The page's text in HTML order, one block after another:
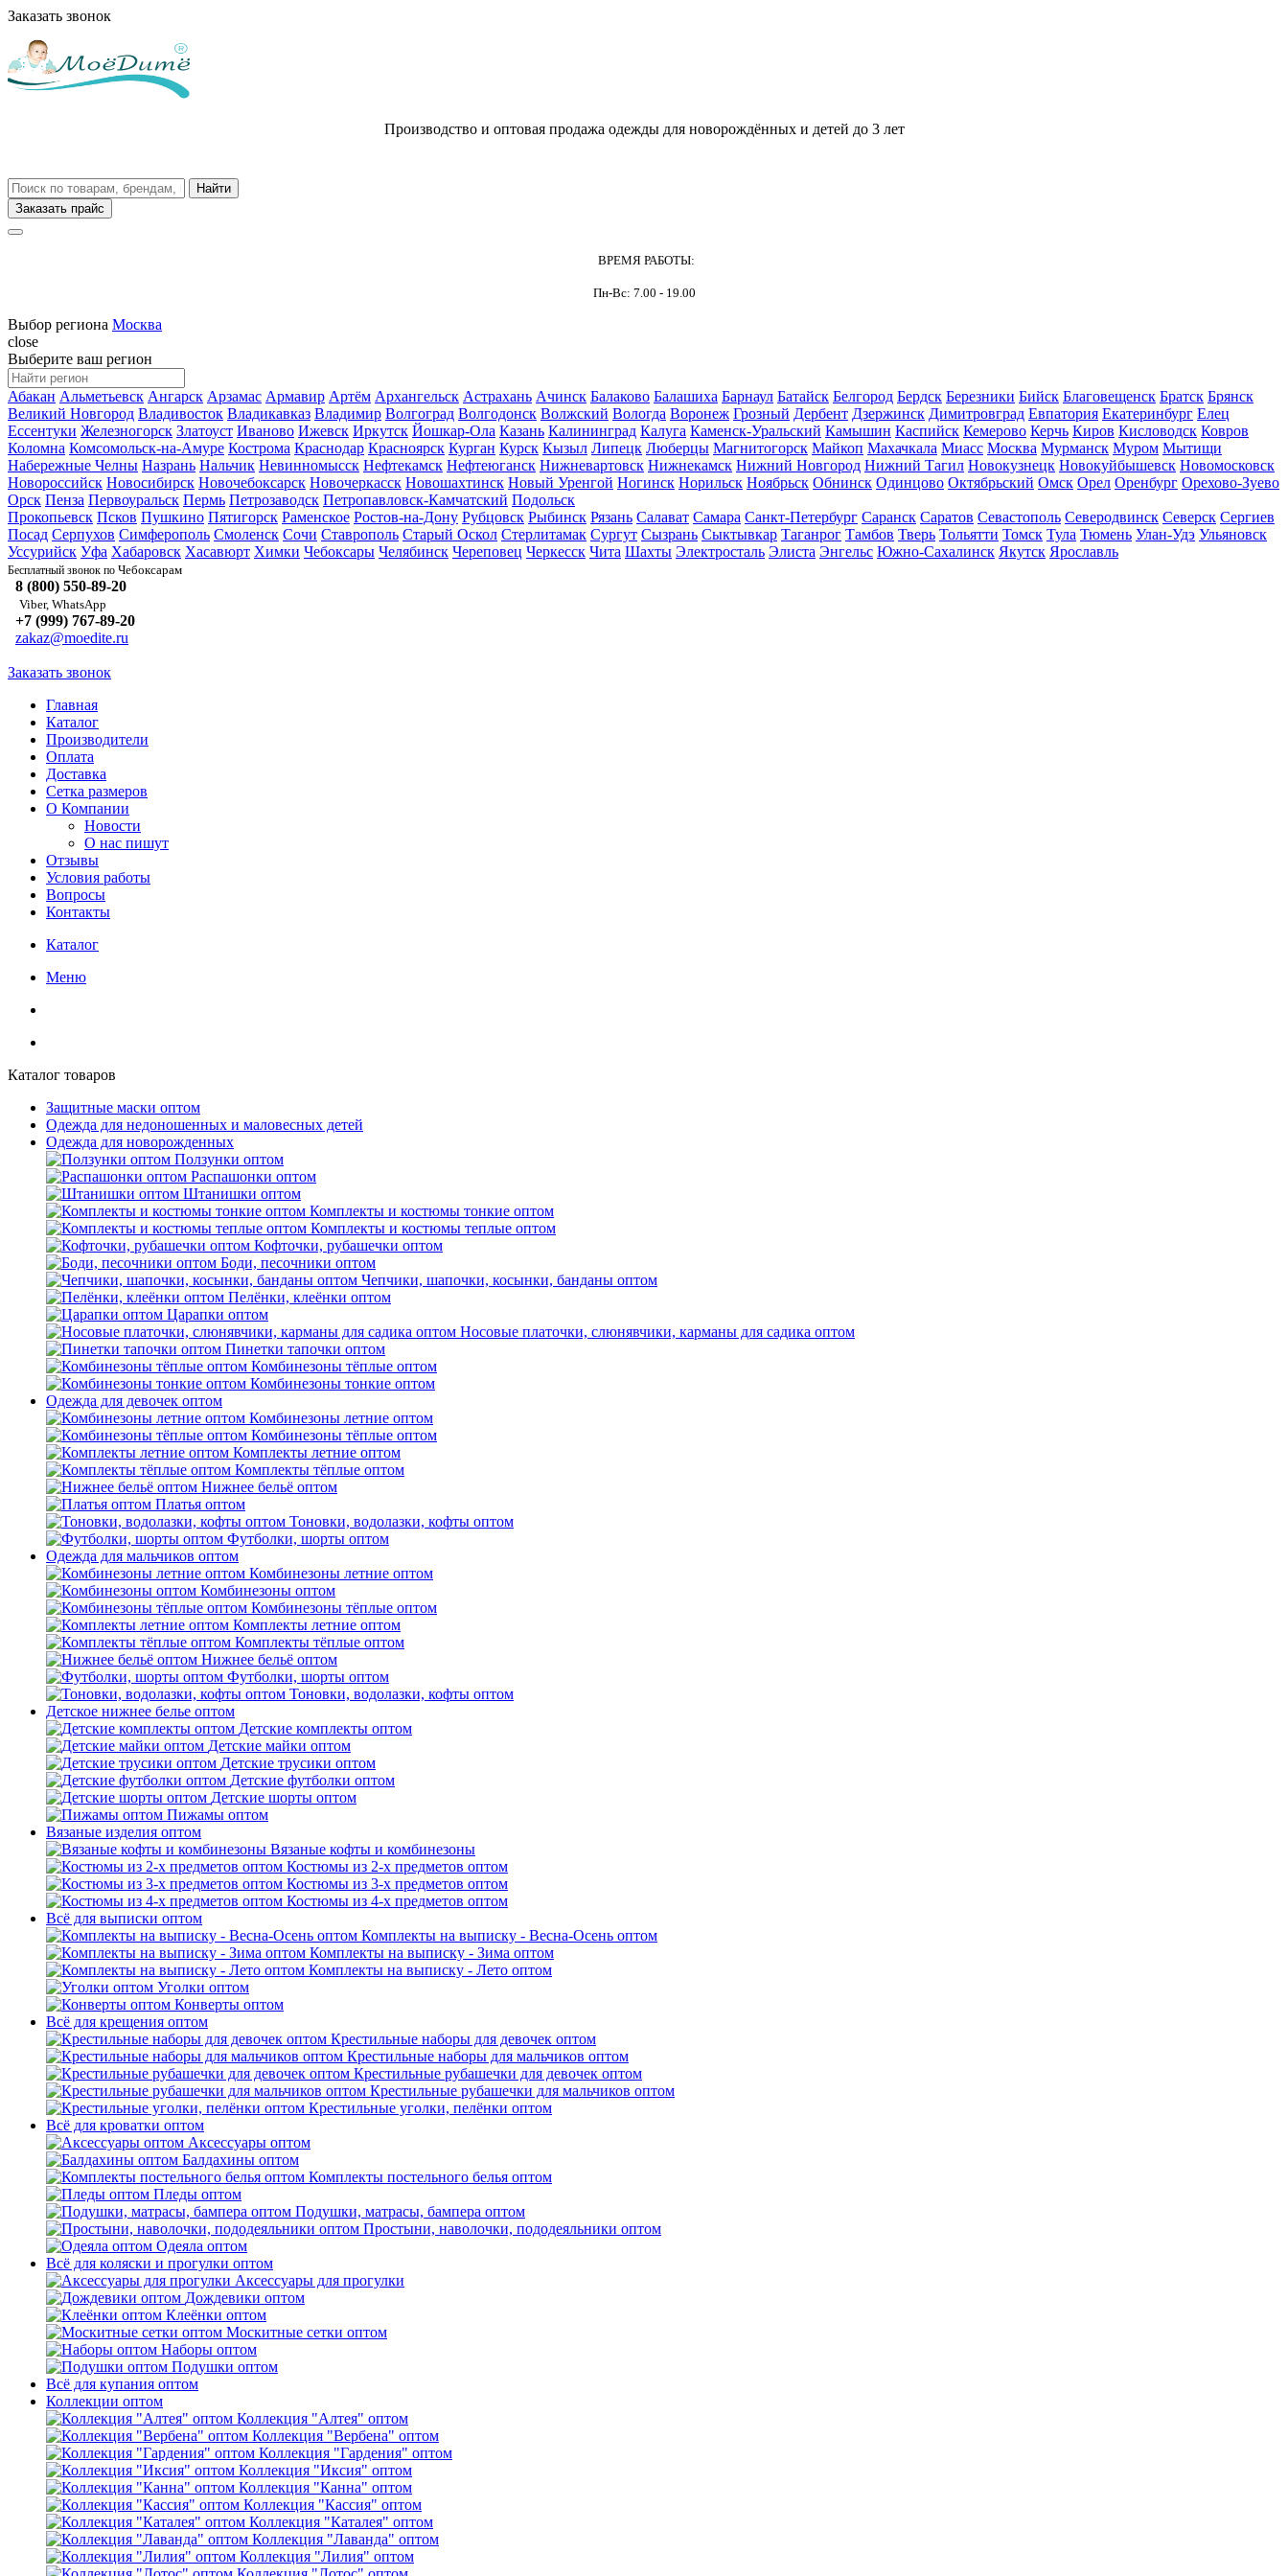
Заказать звонок
Производство и оптовая продажа одежды для новорождённых и детей до 3 лет
Заказать прайс
ВРЕМЯ РАБОТЫ:
Пн-Вс: 7.00 - 19.00
Выбор региона Москва
close
Выберите ваш регион
Абакан Альметьевск Ангарск Арзамас Армавир Артём Архангельск Астрахань Ачинск Балаково Балашиха Барнаул Батайск Белгород Бердск Березники Бийск Благовещенск Братск Брянск
Великий Новгород Владивосток Владикавказ Владимир Волгоград Волгодонск Волжский Вологда Воронеж Грозный Дербент Дзержинск Димитровград Евпатория Екатеринбург Елец
Ессентуки Железногорск Златоуст Иваново Ижевск Иркутск Йошкар-Ола Казань Калининград Калуга Каменск-Уральский Камышин Каспийск Кемерово Керчь Киров Кисловодск Ковров
Коломна Комсомольск-на-Амуре Кострома Краснодар Красноярск Курган Курск Кызыл Липецк Люберцы Магнитогорск Майкоп Махачкала Миасс Москва Мурманск Муром Мытищи
Набережные Челны Назрань Нальчик Невинномысск Нефтекамск Нефтеюганск Нижневартовск Нижнекамск Нижний Новгород Нижний Тагил Новокузнецк Новокуйбышевск Новомосковск
Новороссийск Новосибирск Новочебоксарск Новочеркасск Новошахтинск Новый Уренгой Ногинск Норильск Ноябрьск Обнинск Одинцово Октябрьский Омск Орел Оренбург Орехово-Зуево
Орск Пенза Первоуральск Пермь Петрозаводск Петропавловск-Камчатский Подольск
Прокопьевск Псков Пушкино Пятигорск Раменское Ростов-на-Дону Рубцовск Рыбинск Рязань Салават Самара Санкт-Петербург Саранск Саратов Севастополь Северодвинск Северск Сергиев
Посад Серпухов Симферополь Смоленск Сочи Ставрополь Старый Оскол Стерлитамак Сургут Сызрань Сыктывкар Таганрог Тамбов Тверь Тольятти Томск Тула Тюмень Улан-Удэ Ульяновск
Уссурийск Уфа Хабаровск Хасавюрт Химки Чебоксары Челябинск Череповец Черкесск Чита Шахты Электросталь Элиста Энгельс Южно-Сахалинск Якутск Ярославль
Бесплатный звонок по Чебоксарам
8 (800) 550-89-20
Viber, WhatsApp
+7 (999) 767-89-20
zakaz@moedite.ru
Заказать звонок
Главная
Каталог
Производители
Оплата
Доставка
Сетка размеров
О Компании
Новости
О нас пишут
Отзывы
Условия работы
Вопросы
Контакты
Каталог
Меню
Каталог товаров
Защитные маски оптом
Одежда для недоношенных и маловесных детей
Одежда для новорожденных
Ползунки оптом
Распашонки оптом
Штанишки оптом
Комплекты и костюмы тонкие оптом
Комплекты и костюмы теплые оптом
Кофточки, рубашечки оптом
Боди, песочники оптом
Чепчики, шапочки, косынки, банданы оптом
Пелёнки, клеёнки оптом
Царапки оптом
Носовые платочки, слюнявчики, карманы для садика оптом
Пинетки тапочки оптом
Комбинезоны тёплые оптом
Комбинезоны тонкие оптом
Одежда для девочек оптом
Комбинезоны летние оптом
Комбинезоны тёплые оптом
Комплекты летние оптом
Комплекты тёплые оптом
Нижнее бельё оптом
Платья оптом
Тоновки, водолазки, кофты оптом
Футболки, шорты оптом
Одежда для мальчиков оптом
Комбинезоны летние оптом
Комбинезоны оптом
Комбинезоны тёплые оптом
Комплекты летние оптом
Комплекты тёплые оптом
Нижнее бельё оптом
Футболки, шорты оптом
Тоновки, водолазки, кофты оптом
Детское нижнее белье оптом
Детские комплекты оптом
Детские майки оптом
Детские трусики оптом
Детские футболки оптом
Детские шорты оптом
Пижамы оптом
Вязаные изделия оптом
Вязаные кофты и комбинезоны
Костюмы из 2-х предметов оптом
Костюмы из 3-х предметов оптом
Костюмы из 4-х предметов оптом
Всё для выписки оптом
Комплекты на выписку - Весна-Осень оптом
Комплекты на выписку - Зима оптом
Комплекты на выписку - Лето оптом
Уголки оптом
Конверты оптом
Всё для крещения оптом
Крестильные наборы для девочек оптом
Крестильные наборы для мальчиков оптом
Крестильные рубашечки для девочек оптом
Крестильные рубашечки для мальчиков оптом
Крестильные уголки, пелёнки оптом
Всё для кроватки оптом
Аксессуары оптом
Балдахины оптом
Комплекты постельного белья оптом
Пледы оптом
Подушки, матрасы, бампера оптом
Простыни, наволочки, пододеяльники оптом
Одеяла оптом
Всё для коляски и прогулки оптом
Аксессуары для прогулки
Дождевики оптом
Клеёнки оптом
Москитные сетки оптом
Наборы оптом
Подушки оптом
Всё для купания оптом
Коллекции оптом
Коллекция "Алтея" оптом
Коллекция "Вербена" оптом
Коллекция "Гардения" оптом
Коллекция "Иксия" оптом
Коллекция "Канна" оптом
Коллекция "Кассия" оптом
Коллекция "Каталея" оптом
Коллекция "Лаванда" оптом
Коллекция "Лилия" оптом